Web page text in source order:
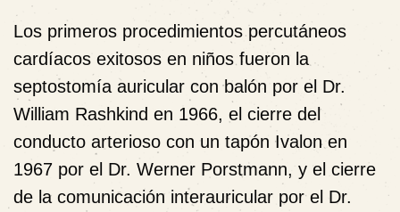
Los primeros procedimientos percutáneos
cardíacos exitosos en niños fueron la
septostomía auricular con balón por el Dr.
William Rashkind en 1966, el cierre del
conducto arterioso con un tapón Ivalon en
1967 por el Dr. Werner Porstmann, y el cierre
de la comunicación interauricular por el Dr.